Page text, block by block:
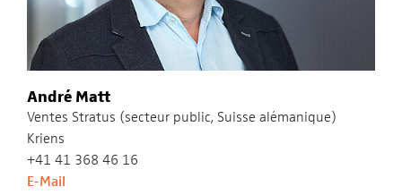
André Matt
Ventes Stratus (secteur public, Suisse alémanique)
Kriens
+41 41 368 46 16
E-Mail